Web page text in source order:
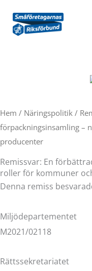
innehåll
Hem / Näringspolitik /
förpackningsinsamling –
producenter
Remissvar: En
roller för kommuner
Denna remiss
M2021/02118
Rättssekretariatet